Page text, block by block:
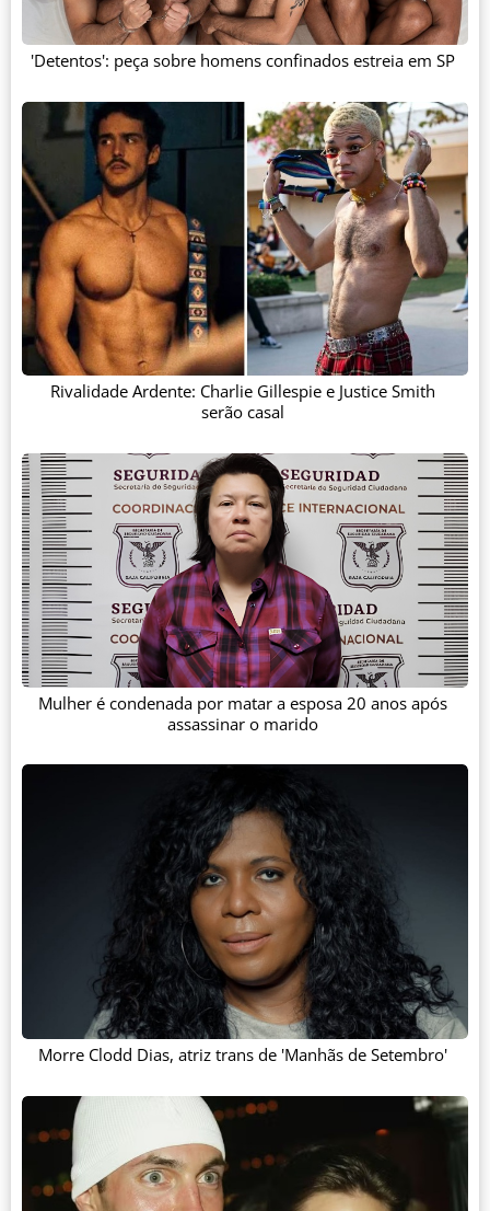
'Detentos': peça sobre homens confinados estreia em SP
Rivalidade Ardente: Charlie Gillespie e Justice Smith
serão casal
Mulher é condenada por matar a esposa 20 anos após
assassinar o marido
Morre Clodd Dias, atriz trans de 'Manhãs de Setembro'